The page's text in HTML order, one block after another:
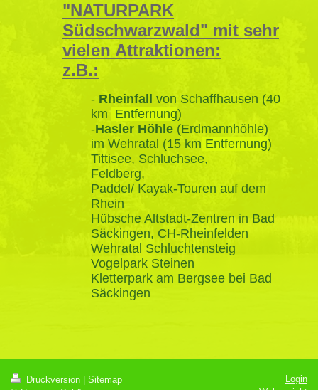
"NATURPARK
Südschwarzwald" mit sehr
vielen Attraktionen:
z.B.:
- Rheinfall von Schaffhausen (40
km Entfernung)
-Hasler Höhle (Erdmannhöhle)
im Wehratal (15 km Entfernung)
Tittisee, Schluchsee,
Feldberg,
Paddel/ Kayak-Touren auf dem
Rhein
Hübsche Altstadt-Zentren in Bad
Säckingen, CH-Rheinfelden
Wehratal Schluchtensteig
Vogelpark Steinen
Kletterpark am Bergsee bei Bad
Säckingen
Druckversion
Sitemap
Login